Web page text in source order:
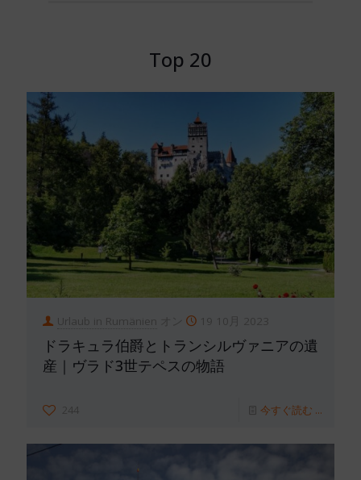
Top 20
Urlaub in Rumänien 19 10月 2023
ドラキュラ伯爵とトランシルヴァニアの遺
産｜ヴラド3世テペスの物語
244 今すぐ読む ...